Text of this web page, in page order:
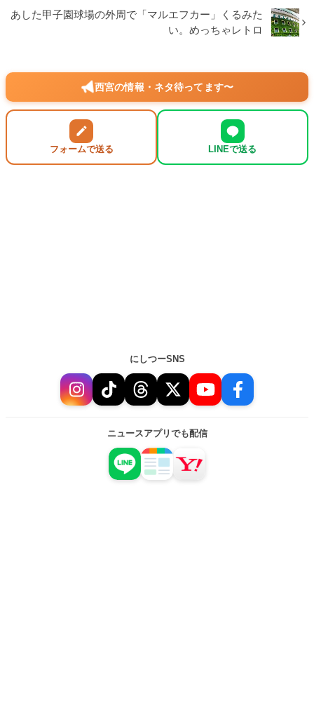
あした甲子園球場の外周で「マルエフカー」くるみた
い。めっちゃレトロ
西宮の情報・ネタ待ってます〜
フォームで送る LINEで送る
にしつーSNS
ニュースアプリでも配信